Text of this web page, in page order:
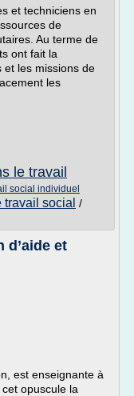
et techniciens en
de
Au terme de
ont fait la
et les missions de
les
le travail
social individuel
social /
d’aide et
est enseignante à
opuscule la